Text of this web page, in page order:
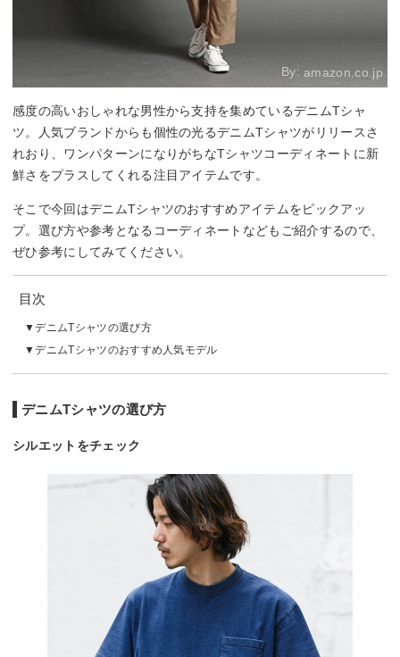
By:amazon.co.jp
感度の高いおしゃれな男性から支持を集めているデニムTシャ
ツ。人気ブランドからも個性の光るデニムTシャツがリリースさ
れおり、ワンパターンになりがちなTシャツコーディネートに新
鮮さをプラスしてくれる注目アイテムです。
そこで今回はデニムTシャツのおすすめアイテムをピックアッ
プ。選び方や参考となるコーディネートなどもご紹介するので、
ぜひ参考にしてみてください。
目次
デニムTシャツの選び方
デニムTシャツのおすすめ人気モデル
デニムTシャツの選び方
シルエットをチェック